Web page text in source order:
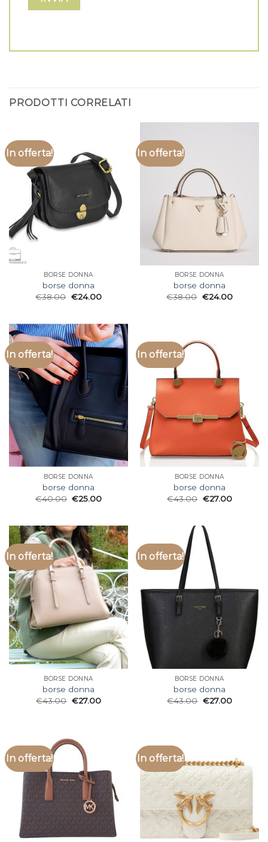
PRODOTTI CORRELATI
In offerta!
BORSE DONNA
borse donna
€38.00 €24.00
In offerta!
BORSE DONNA
borse donna
€38.00 €24.00
In offerta!
BORSE DONNA
borse donna
€40.00 €25.00
In offerta!
BORSE DONNA
borse donna
€43.00 €27.00
In offerta!
BORSE DONNA
borse donna
€43.00 €27.00
In offerta!
BORSE DONNA
borse donna
€43.00 €27.00
In offerta! In offerta!